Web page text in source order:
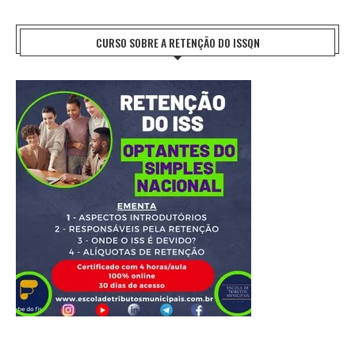
CURSO SOBRE A RETENÇÃO DO ISSQN